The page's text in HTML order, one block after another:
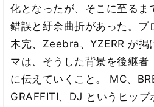
化となったが、そこに至るま
錯誤と紆余曲折があった。プ
木完、Zeebra、YZERR が掲
マは、そうした背景を後継者
に伝えていくこと。 MC、
GRAFFITI、DJ というヒッ